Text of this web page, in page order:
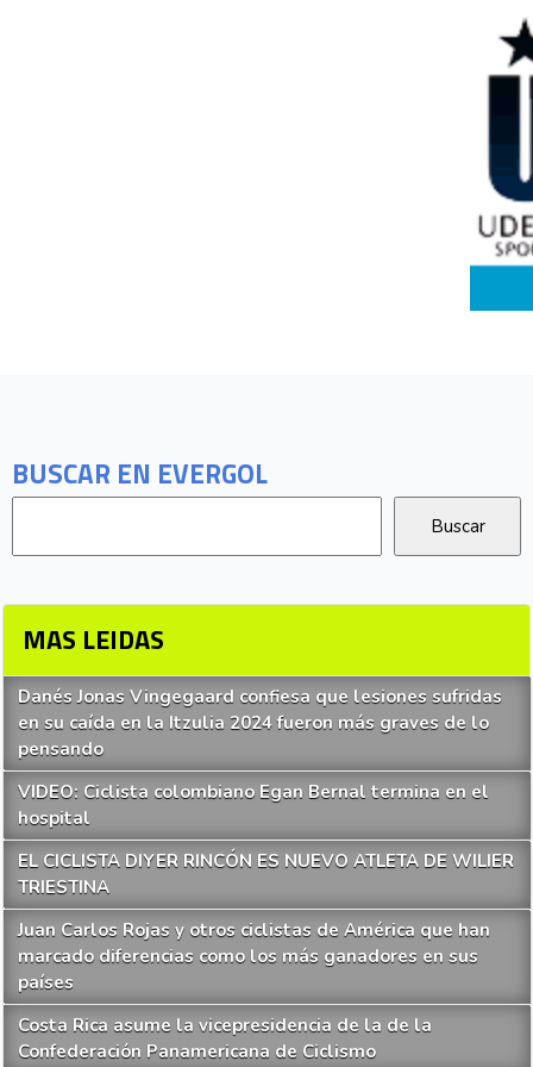
BUSCAR EN EVERGOL
MAS LEIDAS
Danés Jonas Vingegaard confiesa que lesiones sufridas
en su caída en la Itzulia 2024 fueron más graves de lo
pensando
VIDEO: Ciclista colombiano Egan Bernal termina en el
hospital
EL CICLISTA DIYER RINCÓN ES NUEVO ATLETA DE WILIER
TRIESTINA
Juan Carlos Rojas y otros ciclistas de América que han
marcado diferencias como los más ganadores en sus
países
Costa Rica asume la vicepresidencia de la de la
Confederación Panamericana de Ciclismo